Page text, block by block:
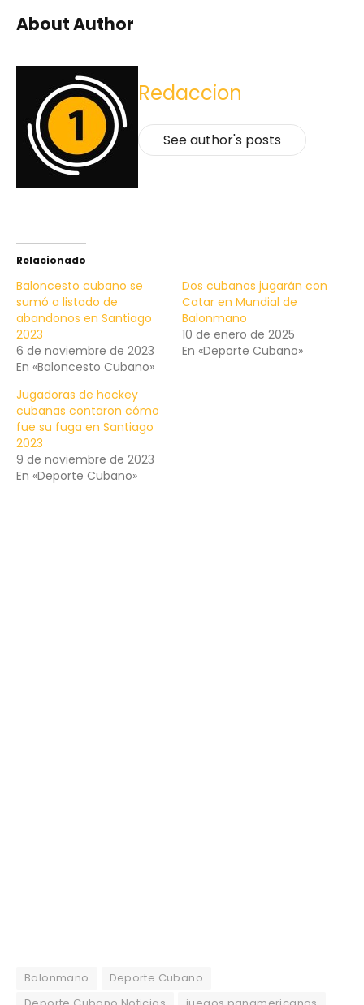
About Author
Redaccion
See author's posts
Relacionado
Baloncesto cubano se
sumó a listado de
abandonos en Santiago
2023
6 de noviembre de 2023
En «Baloncesto Cubano»
Dos cubanos jugarán con
Catar en Mundial de
Balonmano
10 de enero de 2025
En «Deporte Cubano»
Jugadoras de hockey
cubanas contaron cómo
fue su fuga en Santiago
2023
9 de noviembre de 2023
En «Deporte Cubano»
Balonmano
Deporte Cubano